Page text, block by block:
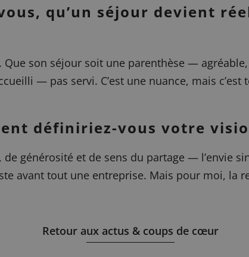
qu’un séjour devient
son séjour soit une parenthèse —
— pas servi. C’est une nuance, mais c’est
définiriez-vous votre
générosité et de sens du partage — l’envie
avant tout une entreprise. Mais pour moi, la
Retour aux actus & coups de cœur